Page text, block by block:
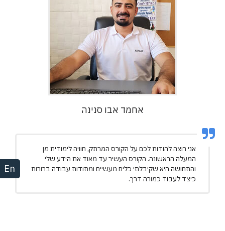
En
אחמד אבו סנינה
אני רוצה להודות לכם על הקורס המרתק, חוויה לימודית מן
המעלה הראשונה. הקורס העשיר עד מאוד את הידע שלי
והתחושה היא שקיבלתי כלים מעשיים ומתודות עבודה ברורות
כיצד לעבוד כמורה דרך.